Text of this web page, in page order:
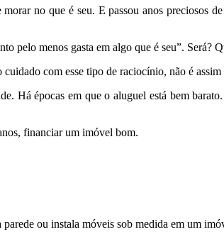
no que é seu. E passou anos preciosos
pelo menos gasta em algo que é seu”. Será?
com esse tipo de raciocínio, não é
Há épocas em que o aluguel está bem
financiar um imóvel bom.
ou instala móveis sob medida em um